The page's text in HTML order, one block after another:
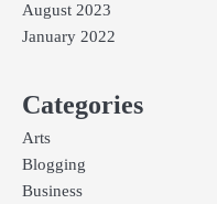
August 2023
January 2022
Categories
Arts
Blogging
Business